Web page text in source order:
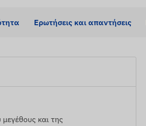
Ερωτήσεις και απαντήσεις
και της